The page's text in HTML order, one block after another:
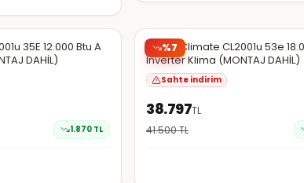
35E 12.000 Btu A
DAHİL)
1.870 TL
%7
Bosch Climate CL2001u 53e
Inverter Klima (MONTAJ DAHİL)
Sahte indirim
38.797TL
41.500TL